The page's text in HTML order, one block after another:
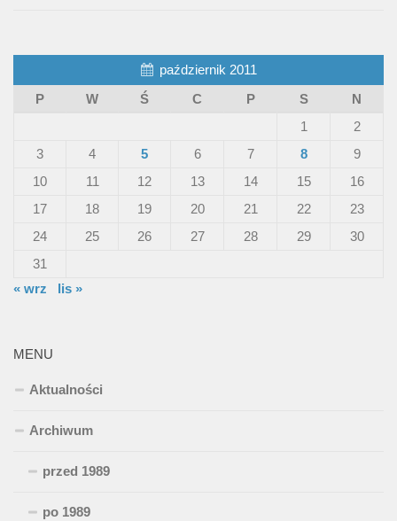
październik 2011
P
W Ś C P S
N
1
2
3
4 5 6 7 8
9
10
11 12 13 14 15
16
17
18 19 20 21 22
23
24
25 26 27 28 29
30
31
« wrz
lis »
MENU
Aktualności
Archiwum
przed 1989
po 1989